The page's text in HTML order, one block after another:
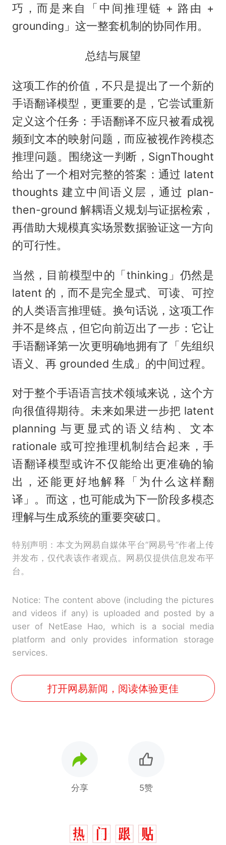
巧，而是来自「中间推理链 + 路由 +
grounding」这一整套机制的协同作用。
总结与展望
这项工作的价值，不只是提出了一个新的
手语翻译模型，更重要的是，它尝试重新
定义这个任务：手语翻译不应只被看成视
频到文本的映射问题，而应被视作跨模态
推理问题。围绕这一判断，SignThought
给出了一个相对完整的答案：通过 latent
thoughts 建立中间语义层，通过 plan-
then-ground 解耦语义规划与证据检索，
再借助大规模真实场景数据验证这一方向
的可行性。
当然，目前模型中的「thinking」仍然是
latent 的，而不是完全显式、可读、可控
的人类语言推理链。换句话说，这项工作
并不是终点，但它向前迈出了一步：它让
手语翻译第一次更明确地拥有了「先组织
语义、再 grounded 生成」的中间过程。
对于整个手语语言技术领域来说，这个方
向很值得期待。未来如果进一步把 latent
planning 与更显式的语义结构、文本
rationale 或可控推理机制结合起来，手
语翻译模型或许不仅能给出更准确的输
出，还能更好地解释「为什么这样翻
译」。而这，也可能成为下一阶段多模态
理解与生成系统的重要突破口。
特别声明：本文为网易自媒体平台“网易号”作者上传
并发布，仅代表该作者观点。网易仅提供信息发布平
台。
Notice: The content above (including the pictures
and videos if any) is uploaded and posted by a
user of NetEase Hao, which is a social media
platform and only provides information storage
services.
打开网易新闻，阅读体验更佳
分享 5赞
热
那个在床头放菜刀的女孩，